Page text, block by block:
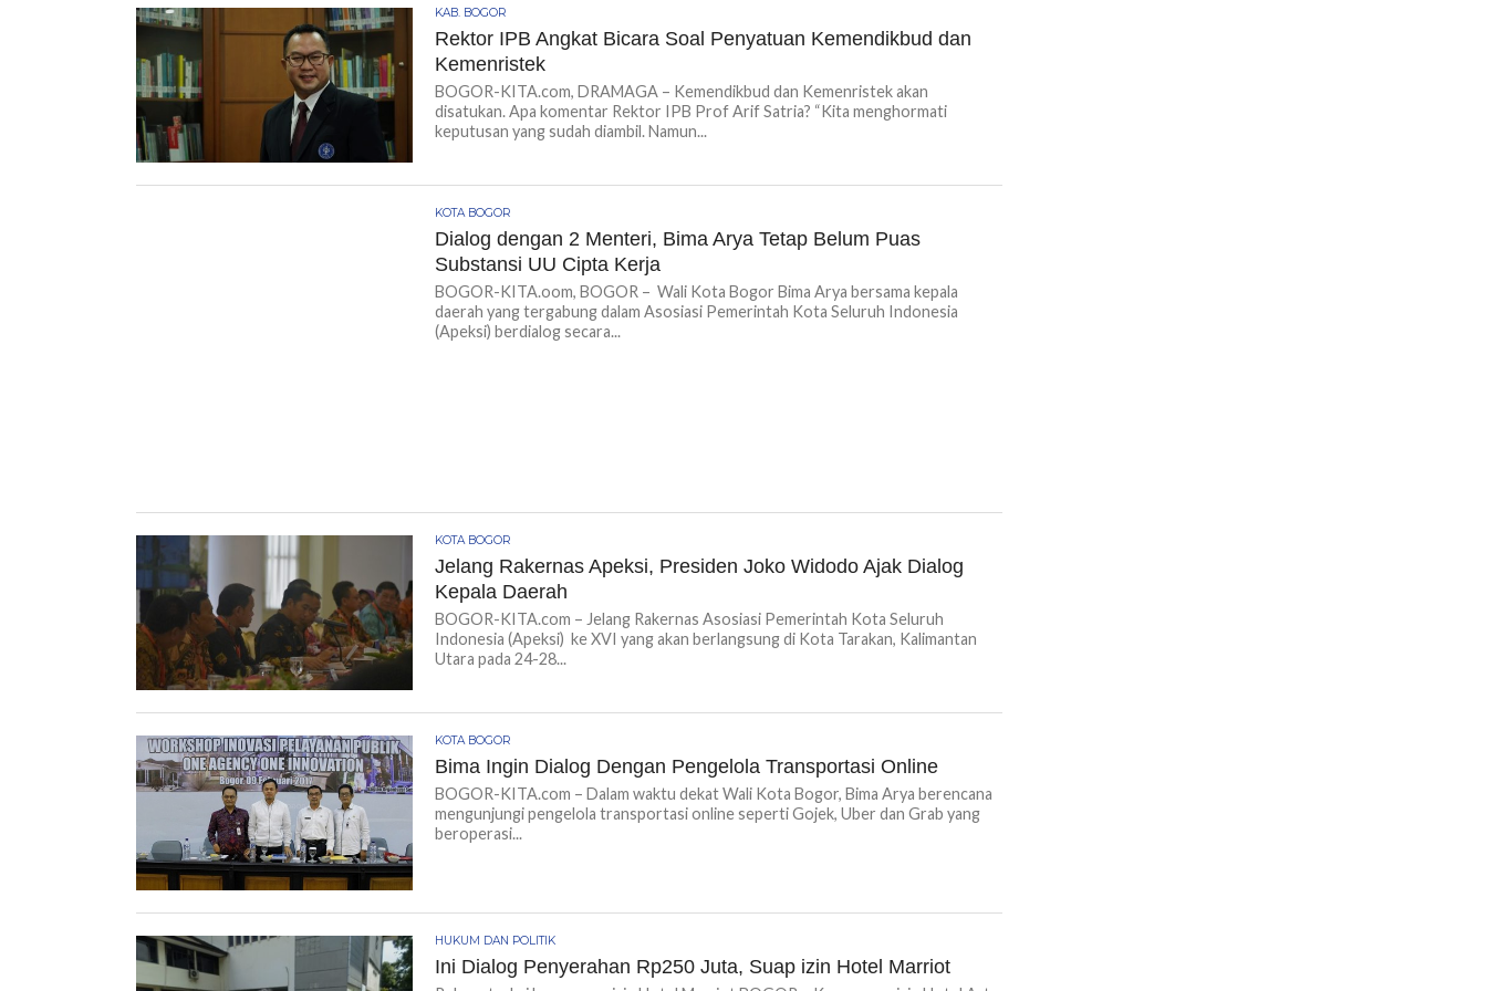
KAB. BOGOR
Rektor IPB Angkat Bicara Soal Penyatuan Kemendikbud dan
Kemenristek
BOGOR-KITA.com, DRAMAGA – Kemendikbud dan Kemenristek akan
disatukan. Apa komentar Rektor IPB Prof Arif Satria? “Kita menghormati
keputusan yang sudah diambil. Namun...
KOTA BOGOR
Dialog dengan 2 Menteri, Bima Arya Tetap Belum Puas
Substansi UU Cipta Kerja
BOGOR-KITA.oom, BOGOR – Wali Kota Bogor Bima Arya bersama kepala
daerah yang tergabung dalam Asosiasi Pemerintah Kota Seluruh Indonesia
(Apeksi) berdialog secara...
KOTA BOGOR
Jelang Rakernas Apeksi, Presiden Joko Widodo Ajak Dialog
Kepala Daerah
BOGOR-KITA.com – Jelang Rakernas Asosiasi Pemerintah Kota Seluruh
Indonesia (Apeksi) ke XVI yang akan berlangsung di Kota Tarakan, Kalimantan
Utara pada 24-28...
KOTA BOGOR
Bima Ingin Dialog Dengan Pengelola Transportasi Online
BOGOR-KITA.com – Dalam waktu dekat Wali Kota Bogor, Bima Arya berencana
mengunjungi pengelola transportasi online seperti Gojek, Uber dan Grab yang
beroperasi...
HUKUM DAN POLITIK
Ini Dialog Penyerahan Rp250 Juta, Suap izin Hotel Marriot